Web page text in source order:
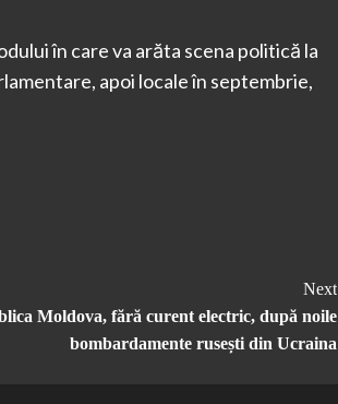
în care va arăta scena politică la
apoi locale în septembrie,
Next
Moldova, fără curent electric, după noile
bombardamente rusești din Ucraina